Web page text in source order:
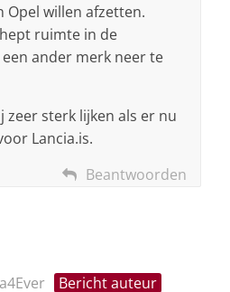
Opel willen afzetten.
ruimte in de
ander merk neer te
sterk lijken als er nu
Lancia.is.
Beantwoorden
Bericht auteur